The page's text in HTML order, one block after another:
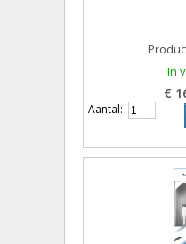
In
€
Aantal: